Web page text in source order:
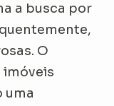
a busca por
O
uma